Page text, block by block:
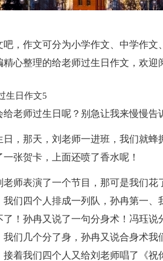
，作文可分为小学作文、中学作文
心整理的给老师过生日作文，欢迎
老师过生日呢？别急让我来慢慢告
，那天，刘老师一进班，我们就蜂
张贺卡，上面还喷了香水呢！
师表演了一个节目，那可是我们花
们四个人排成一列队，孙冉第一、
！孙冉又说了一句分身术！冯珏说
们几个分了身，孙冉又说合身术我
着我们四个人又给刘老师唱了《祝
生日作文5